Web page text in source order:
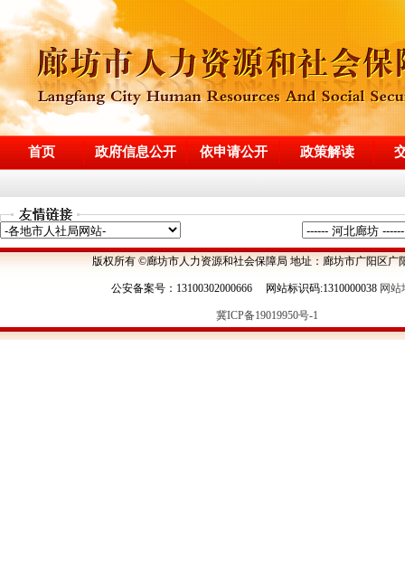
首页 政府信息公开 依申请公开 政策解读
版权所有 ©廊坊市人力资源和社会保障局 地址：廊坊市广阳区广
公安备案号：13100302000666 网站标识码:1310000038 网站
冀ICP备19019950号-1